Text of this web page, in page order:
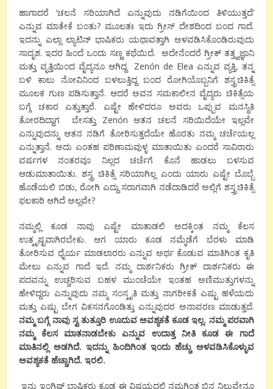
ಹಾಗಾದರೆ ‘ಚಲನೆ ಸರಿಯಾಗಿದೆ ಎನ್ನುವುದು ನಡಿಗೆಯಿಂದ ತಿಳಿಯುತ್ತದೆ’
ಎನ್ನುವ ಮಾತೇಕೆ ಬಂತು? ಮೂಲತಃ ಇದು ಗ್ರೀಸ್ ದೇಶದಿಂದ ಬಂದ ಗಾದೆ.
ಇದನ್ನು ಎಲ್ಲಾ ಲ್ಯಾಟಿನ್ ಭಾಷಿಕರು ಯಥಾವತ್ತಾಗಿ ಅಳವಡಿಸಿಕೊಂಡಿರುವುದು
ಸಾದೃಶ. ಇದರ ಹಿಂದೆ ಒಂದು ಸಣ್ಣ ಕಥೆಯಿದೆ. ಅದೇನೆಂದರೆ ಗ್ರೀಕ್ ತತ್ತ್ವಜ್ಞಾನಿ
ಮತ್ತು ವೃತ್ತಿಯಿಂದ ವೈದ್ಯನೂ ಆಗಿದ್ದ Zenón de Elea ಎನ್ನುವ ವ್ಯಕ್ತಿ, ತನ್ನ
ಬಳಿ ಕಾಲು ನೋವಿನಿಂದ ಬಳಲುತ್ತಿದ್ದ ಬಂದ ರೋಗಿಯೊಬ್ಬನಿಗೆ ಶಸ್ತ್ರಚಿಕಿತ್ಸೆ
ಮೂಲಕ ಗುಣ ಪಡಿಸುತ್ತಾನೆ. ಆದರೆ ಅವನ ಸಮಕಾಲೀನ ವೈದ್ಯರು ಚಿಕಿತ್ಸೆಯ
ಬಗ್ಗೆ ಚಕಾರ ಎತ್ತುತ್ತಾರೆ. ಎಷ್ಟೇ ಹೇಳಿದರೂ ಅವರು ಒಪ್ಪುವ ಮನಸ್ಥಿತಿ
ತೋರದಿದ್ದಾಗ ಬೇಸತ್ತು Zenón ಆತನ ಚಲನೆ ಸರಿಯಿದೆಯೇ ಇಲ್ಲವೇ
ಎನ್ನುವುದನ್ನು ಆತನ ನಡಿಗೆ ತೋರಿಸುತ್ತದೆಯೇ ಹೊರತು ನಮ್ಮ ಚರ್ಚೆಯಲ್ಲ
ಎನ್ನುತ್ತಾನೆ. ಅದು ಎಂತಹ ಪರಿಣಾಮವುಳ್ಳ ಮಾತಾಯಿತು ಎಂದರೆ ಸಾವಿರಾರು
ವರ್ಷಗಳ ನಂತರವೂ ನಿಲ್ಲದ ಚರ್ಚೆಗೆ ಕೊನೆ ಹಾಡಲು ಬಳಸುವ
ಆಡುಮಾತಾಯಿತು. ಶಸ್ತ್ರ ಚಿಕಿತ್ಸೆ ಸರಿಯಾಗಿಲ್ಲ ಎಂದು ಯಾರು ಎಷ್ಟೇ ಬೊಬ್ಬೆ
ಹೊಡೆಯಲಿ ಬಿಡು, ರೋಗಿ ಎದ್ದು ಸರಾಗವಾಗಿ ನಡೆದಾಡಿದರೆ ಅಲ್ಲಿಗೆ ಶಸ್ತ್ರಚಿಕಿತ್ಸೆ
ಫಲಕಾರಿ ಆಗಿದೆ ಅಲ್ಲವೇ?
ನಮ್ಮಲ್ಲಿ ಕೂಡ ನಾವು ಎಷ್ಟೇ ಮಾತಾಡಲಿ ಅದಕ್ಕಿಂತ ನಮ್ಮ ಕೆಲಸ
ಉತ್ಕೃಷ್ಟವಾಗಿರಬೇಕು. ಆಗ ಯಾರು ಕೂಡ ನಮ್ಮೆಡೆಗೆ ಬೆರಳು ಮಾಡಿ
ತೋರಿಸುವ ಧೈರ್ಯ ಮಾಡಲಾರರು ಎನ್ನುವ ಅರ್ಥ ಕೊಡುವ ಮಾತಿಗಿಂತ ಕೃತಿ
ಮೇಲು ಎನ್ನುವ ಗಾದೆ ಇದೆ. ನಮ್ಮ ದಾರ್ಶನಿಕರು ಗ್ರೀಕ್ ದಾರ್ಶನಿಕರು ಈ
ಪದವನ್ನು ಉಚ್ಚರಿಸುವ ಬಹಳ ಮುಂಚೆಯೇ ಇಂತಹ ಅಣಿಮುತ್ತುಗಳನ್ನು
ಹೇಳಿದ್ದರು ಎನ್ನುವುದು ನಮ್ಮ ಸಂಸ್ಕೃತಿ ಮತ್ತು ನಾಗರೀಕತೆ ಎಷ್ಟು ಹಳೆಯದು
ಮತ್ತು ಎಷ್ಟು ಬೇಗ ವಿಕಸನಗೊಂಡಿತ್ತು ಎನ್ನುವುದರ ಅನಾವರಣ ಮಾಡುತ್ತದೆ.
ನಮ್ಮ ಬಗ್ಗೆ ನಾವು ಸ್ವ ತುತ್ತೂರಿ ಊದುವ ಅವಶ್ಯಕತೆ ಕೂಡ ಇಲ್ಲ. ನಮ್ಮ ಪರವಾಗಿ
ನಮ್ಮ ಕೆಲಸ ಮಾತನಾಡಬೇಕು ಎನ್ನುವ ಉದಾತ್ತ ನೀತಿ ಕೂಡ ಈ ಗಾದೆ
ಮಾತಿನಲ್ಲಿ ಅಡಗಿದೆ. ಇದನ್ನು ಹಿಂದಿಗಿಂತ ಇಂದು ಹೆಚ್ಚು ಅಳವಡಿಸಿಕೊಳ್ಳುವ
ಅವಶ್ಯಕತೆ ಹೆಚ್ಚಾಗಿದೆ. ಇರಲಿ.
ಇನ್ನು ಇಂಗ್ಲಿಷ್ ಭಾಷಿಕರು ಕೂಡ ಈ ವಿಷಯದಲ್ಲಿ ನಮಗಿಂತ ಭಿನ್ನ ನಿಲುವೇನೂ